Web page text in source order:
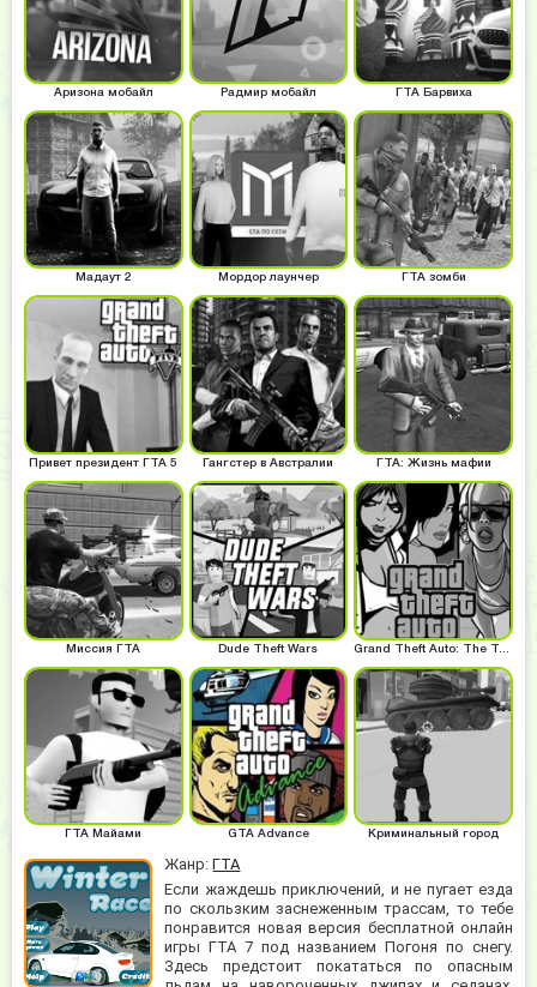
Жанр:ГТА
Если жаждешь приключений, и не пугает езда
по скользким заснеженным трассам, то тебе
понравится новая версия бесплатной онлайн
игры ГТА 7 под названием Погоня по снегу.
Здесь предстоит покататься по опасным
Аризона мобайл Радмир мобайл ГТА Барвиха
Мадаут 2 Мордор лаунчер ГТА зомби
Привет президент ГТА 5 Гангстер в Австралии ГТА: Жизнь мафии
Миссия ГТА Dude Theft Wars
ГТА Майами GTA Advance Криминальный город